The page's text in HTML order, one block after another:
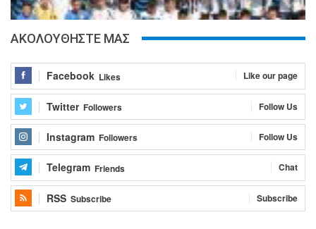
ΑΚΟΛΟΥΘΗΣΤΕ ΜΑΣ
Facebook Likes Like our page
Twitter Followers Follow Us
Instagram Followers Follow Us
Telegram Friends Chat
RSS Subscribe Subscribe